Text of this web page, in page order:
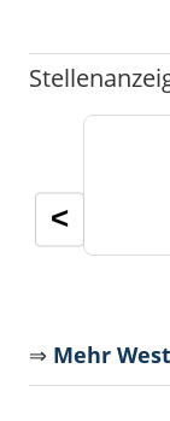
<
⇒ Mehr